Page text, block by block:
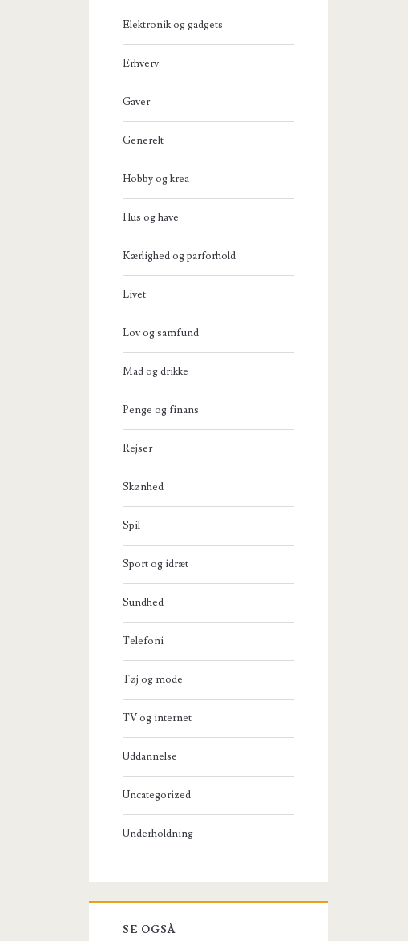
Elektronik og gadgets
Erhverv
Gaver
Generelt
Hobby og krea
Hus og have
Kærlighed og parforhold
Livet
Lov og samfund
Mad og drikke
Penge og finans
Rejser
Skønhed
Spil
Sport og idræt
Sundhed
Telefoni
Tøj og mode
TV og internet
Uddannelse
Uncategorized
Underholdning
SE OGSÅ